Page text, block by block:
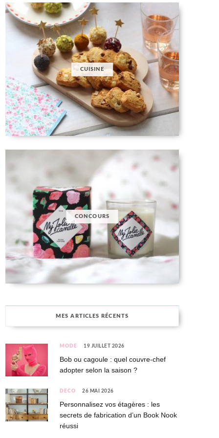
CUISINE
CONCOURS
MES ARTICLES RÉCENTS
MODE 19 JUILLET 2026
Bob ou cagoule : quel couvre-chef
adopter selon la saison ?
DÉCO 26 MAI 2026
Personnalisez vos étagères : les
secrets de fabrication d’un Book Nook
réussi